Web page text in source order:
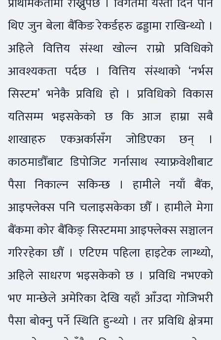
थिए जुन बेला बैंकिङ रेकर्डहरु ढड्डामा राखिन्थ्यो ।
अहिले वित्तिय संस्था खोल्न राम्रो प्रविधिको
आवश्यकता पर्दछ । वित्तिय संस्थाको ‘नर्भस
सिस्टम’ भनेकै प्रविधि हो । प्रविधिको विकास
यतिसम्म भइसकेको छ कि आज हाम्रा सबै
शाखाहरु एकअर्कासँग जोडिएका छन् ।
काठमाडौँबाट डिपोजिट गर्नासाथ स्याफ्रवेशीबाट
पैसा निकाल्न सकिन्छ । हामीले नयाँ बैंक,
आइफ्लेक्स पनि चलाइसकेका छौँ । हामीले मेगा
बैंकमा कोर बैंकिङ् सिस्टममा आइफ्लेक्स सञ्चालन
गरिरहेका छौं । एटिएम पहिला हाइटेक लाग्थ्यो,
अहिले साधरण भइसकेको छ । प्रविधि नभएको
भए मान्छेले अमेरिका देखि यहाँ आँउदा गोजिभरी
पैसा बोक्नु पर्ने स्थिति हुन्थ्यो । तर प्रविधि क्षेत्रमा